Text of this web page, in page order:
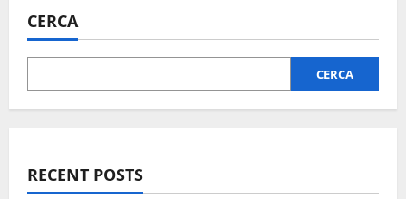
CERCA
CERCA
RECENT POSTS